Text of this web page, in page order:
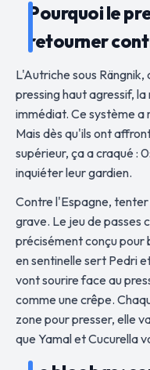
Pourquoi le
retourner
L'Autriche sous
pressing haut agressif,
immédiat. Ce système a
Mais dès qu'ils ont
supérieur, ça a craqué :
inquiéter leur gardien.
Contre l'Espagne, tenter
grave. Le jeu de passes
précisément conçu pour
en sentinelle sert Pedri
vont sourire face au
comme une crêpe.
zone pour presser, elle
que Yamal et Cucurella